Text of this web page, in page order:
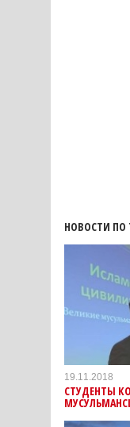
НОВОСТИ ПО
19.11.2018
СТУДЕНТЫ